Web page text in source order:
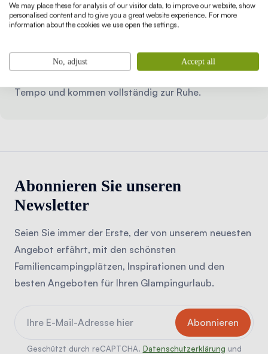
Sie sich Zeit, die Stille und die Landschaft zu
genießen. Ein gelegentlicher Ausflug in ein Dorf oder
Urlaubsgefühl ab. In der Bourgogne-Franche-Comté
finden Sie ganz automatisch zu einem ruhigeren
Tempo und kommen vollständig zur Ruhe.
Abonnieren Sie unseren
Newsletter
Seien Sie immer der Erste, der von unserem neuesten
Angebot erfährt, mit den schönsten
Familiencampingplätzen, Inspirationen und den
besten Angeboten für Ihren Glampingurlaub.
Geschützt durch reCAPTCHA. Datenschutzerklärung und
We may place these for analysis of our visitor data, to improve our website, show
personalised content and to give you a great website experience. For more
information about the cookies we use open the settings.
No, adjust Accept all